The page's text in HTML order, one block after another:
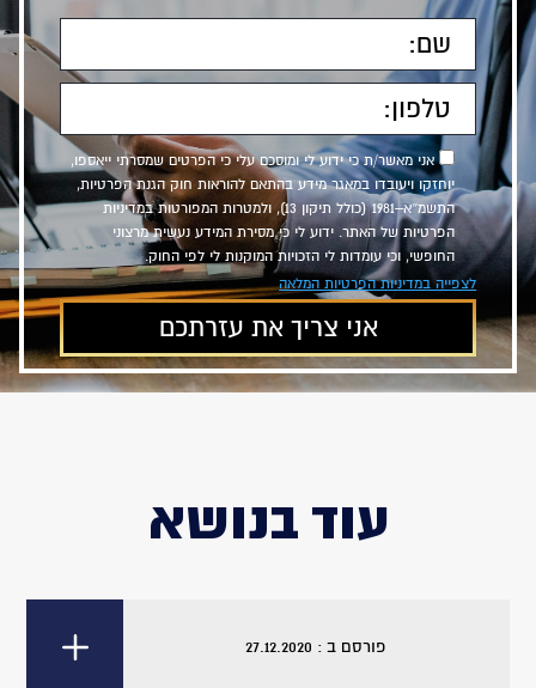
אני מאשר/ת כי ידוע לי ומוסכם עלי כי הפרטים שמסרתי ייאספו,
יוחזקו ויעובדו במאגר מידע בהתאם להוראות חוק הגנת הפרטיות,
התשמ״א–1981 (כולל תיקון 13), ולמטרות המפורטות במדיניות
הפרטיות של האתר. ידוע לי כי מסירת המידע נעשית מרצוני
החופשי, וכי עומדות לי הזכויות המוקנות לי לפי החוק.
לצפייה במדיניות הפרטיות המלאה
עוד בנושא
פורסם ב : 27.12.2020